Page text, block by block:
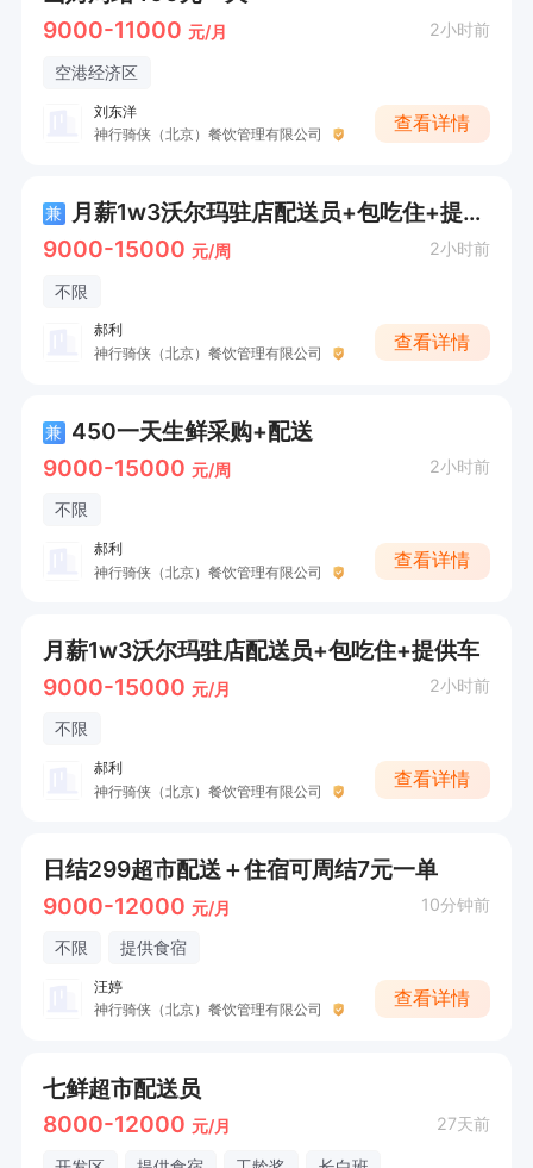
9000-11000 元/月 2小时前
空港经济区
刘东洋
神行骑侠（北京）餐饮管理有限公司
查看详情
兼
月薪1w3沃尔玛驻店配送员+包吃住+提供车
9000-15000 元/周 2小时前
不限
郝利
神行骑侠（北京）餐饮管理有限公司
查看详情
兼 450一天生鲜采购+配送
9000-15000 元/周 2小时前
不限
郝利
神行骑侠（北京）餐饮管理有限公司
查看详情
月薪1w3沃尔玛驻店配送员+包吃住+提供车
9000-15000 元/月 2小时前
不限
郝利
神行骑侠（北京）餐饮管理有限公司
查看详情
日结299超市配送＋住宿可周结7元一单
9000-12000 元/月 10分钟前
不限 提供食宿
汪婷
神行骑侠（北京）餐饮管理有限公司
查看详情
七鲜超市配送员
8000-12000 元/月 27天前